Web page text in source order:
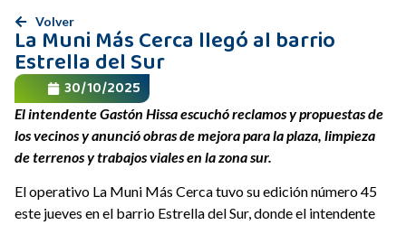
Volver
La Muni Más Cerca llegó al barrio
Estrella del Sur
30/10/2025
El intendente Gastón Hissa escuchó reclamos y propuestas de
los vecinos y anunció obras de mejora para la plaza, limpieza
de terrenos y trabajos viales en la zona sur.
El operativo La Muni Más Cerca tuvo su edición número 45
este jueves en el barrio Estrella del Sur, donde el intendente